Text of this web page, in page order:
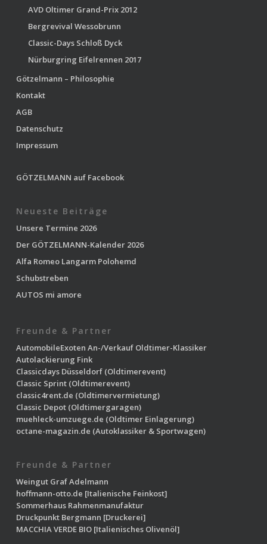
AVD Oltimer Grand-Prix 2012
Bergrevival Wessobrunn
Classic-Days Schloß Dyck
Nürburgring Eifelrennen 2017
Götzelmann – Philosophie
Kontakt
AGB
Datenschutz
Impressum
GÖTZELMANN auf Facebook
Neueste Beiträge
Unsere Termine 2026
Der GÖTZELMANN-Kalender 2026
Alfa Romeo Langarm Polohemd
Schubstreben
AUTOS mi amore
Freunde & Partner
AutomobileExoten An-/Verkauf Oldtimer-Klassiker
Autolackierung Fink
Classicdays Düsseldorf(Oldtimerevent)
Classic Sprint(Oldtimerevent)
classic4rent.de (Oldtimervermietung)
Classic Depot(Oldtimergaragen)
muehleck-umzuege.de (Oldtimer Einlagerung)
octane-magazin.de (Autoklassiker & Sportwagen)
Freunde & Partner
Weingut Graf Adelmann
hoffmann-otto.de [Italienische Feinkost]
Sommerhaus Rahmenmanufaktur
Druckpunkt Bergmann [Druckerei]
MACCHIA VERDE BIO[Italienisches Olivenöl]